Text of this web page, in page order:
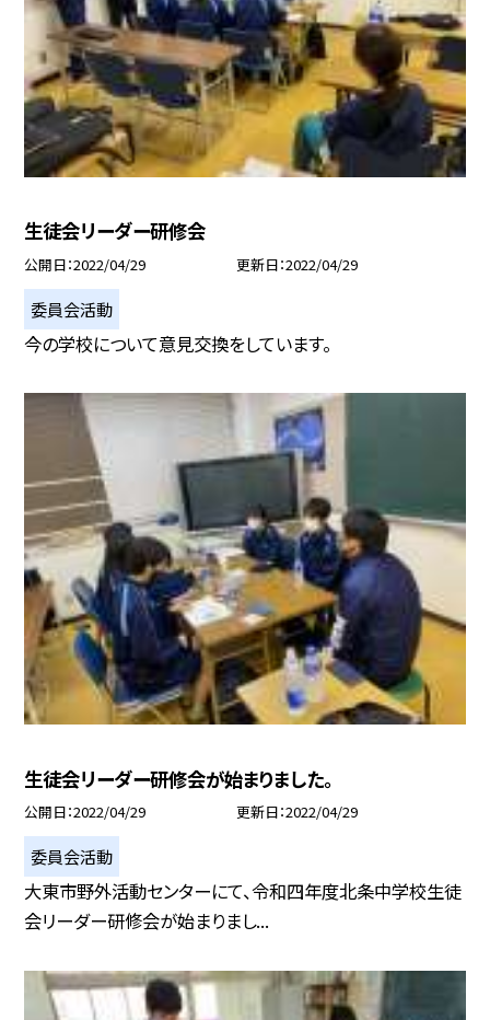
生徒会リーダー研修会
公開日 2022/04/29 更新日 2022/04/29
委員会活動
今の学校について意見交換をしています。
生徒会リーダー研修会が始まりました。
公開日 2022/04/29 更新日 2022/04/29
委員会活動
大東市野外活動センターにて、令和四年度北条中学校生徒
会リーダー研修会が始まりまし...